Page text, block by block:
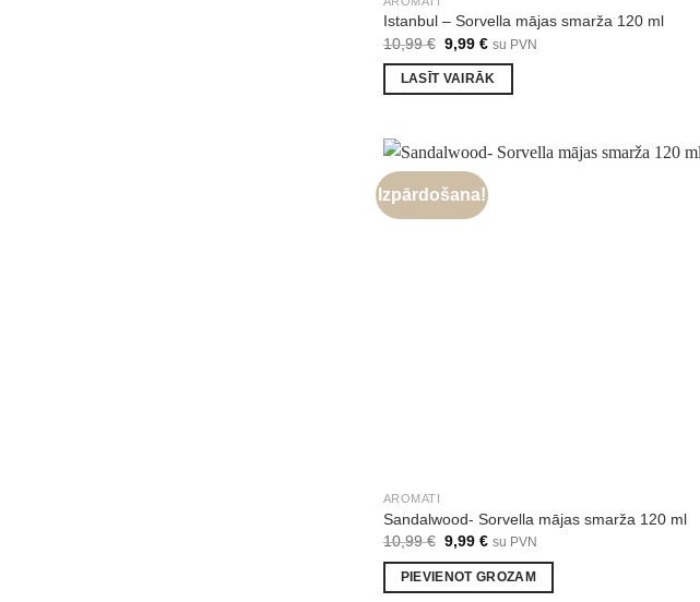
Istanbul – Sorvella mājas smarža 120 ml
10,99€ Original
was:
10,99 €.
9,99€Current
is:
9,99 €.
su PVN
LASĪT VAIRĀK
Izpārdošana!
AROMATI
Sandalwood- Sorvella mājas smarža 120 ml
10,99€ Original
was:
10,99 €.
9,99€Current
is:
9,99 €.
su PVN
PIEVIENOT GROZAM